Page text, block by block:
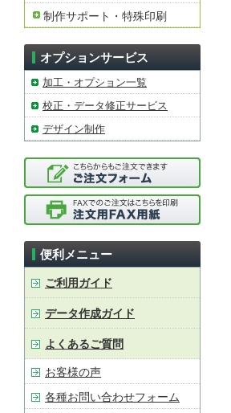
制作サポート・特殊印刷
オプションサービス
加工・オプション一覧
校正・データ修正サービス
デザイン制作
便利メニュー
ご利用ガイド
データ作成ガイド
よくあるご質問
お客様の声
各種お問い合わせフォーム